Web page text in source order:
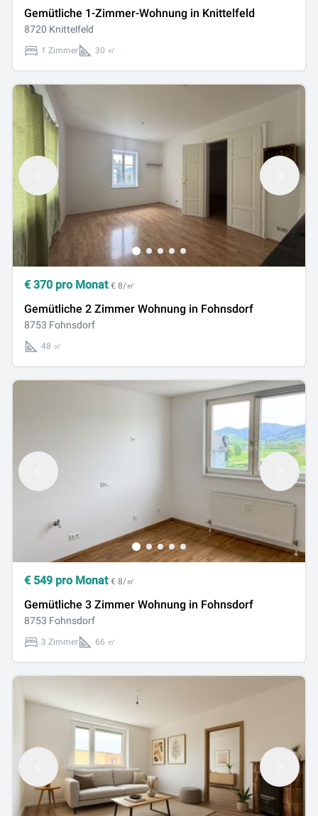
Gemütliche 1-Zimmer-Wohnung in Knittelfeld
8720 Knittelfeld
1 Zimmer 30 ㎡
€ 370 pro Monat € 8/㎡
Gemütliche 2 Zimmer Wohnung in Fohnsdorf
8753 Fohnsdorf
48 ㎡
€ 549 pro Monat € 8/㎡
Gemütliche 3 Zimmer Wohnung in Fohnsdorf
8753 Fohnsdorf
3 Zimmer 66 ㎡